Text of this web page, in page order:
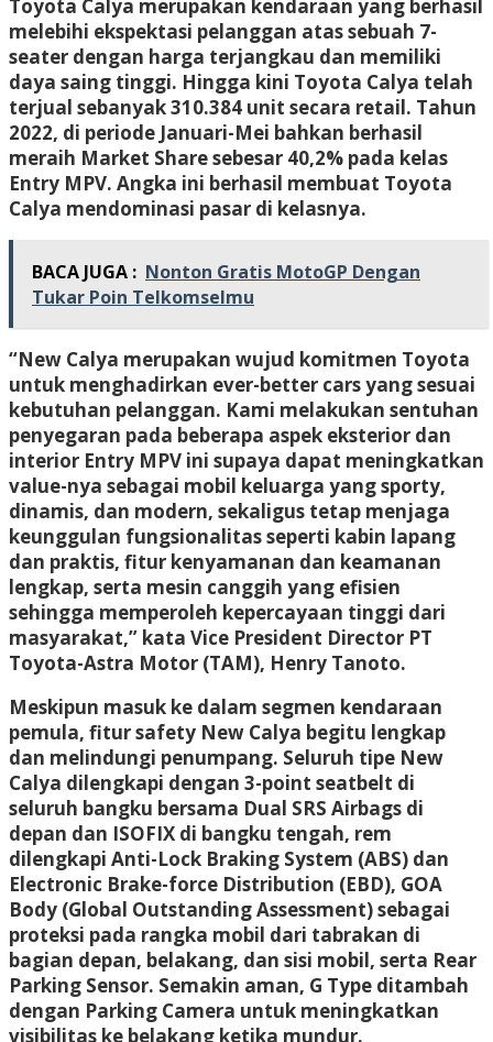
Toyota Calya merupakan kendaraan yang berhasil
melebihi ekspektasi pelanggan atas sebuah 7-
seater dengan harga terjangkau dan memiliki
daya saing tinggi. Hingga kini Toyota Calya telah
terjual sebanyak 310.384 unit secara retail. Tahun
2022, di periode Januari-Mei bahkan berhasil
meraih Market Share sebesar 40,2% pada kelas
Entry MPV. Angka ini berhasil membuat Toyota
Calya mendominasi pasar di kelasnya.
BACA JUGA : Nonton Gratis MotoGP Dengan
Tukar Poin Telkomselmu
“New Calya merupakan wujud komitmen Toyota
untuk menghadirkan ever-better cars yang sesuai
kebutuhan pelanggan. Kami melakukan sentuhan
penyegaran pada beberapa aspek eksterior dan
interior Entry MPV ini supaya dapat meningkatkan
value-nya sebagai mobil keluarga yang sporty,
dinamis, dan modern, sekaligus tetap menjaga
keunggulan fungsionalitas seperti kabin lapang
dan praktis, fitur kenyamanan dan keamanan
lengkap, serta mesin canggih yang efisien
sehingga memperoleh kepercayaan tinggi dari
masyarakat,” kata Vice President Director PT
Toyota-Astra Motor (TAM), Henry Tanoto.
Meskipun masuk ke dalam segmen kendaraan
pemula, fitur safety New Calya begitu lengkap
dan melindungi penumpang. Seluruh tipe New
Calya dilengkapi dengan 3-point seatbelt di
seluruh bangku bersama Dual SRS Airbags di
depan dan ISOFIX di bangku tengah, rem
dilengkapi Anti-Lock Braking System (ABS) dan
Electronic Brake-force Distribution (EBD), GOA
Body (Global Outstanding Assessment) sebagai
proteksi pada rangka mobil dari tabrakan di
bagian depan, belakang, dan sisi mobil, serta Rear
Parking Sensor. Semakin aman, G Type ditambah
dengan Parking Camera untuk meningkatkan
visibilitas ke belakang ketika mundur.